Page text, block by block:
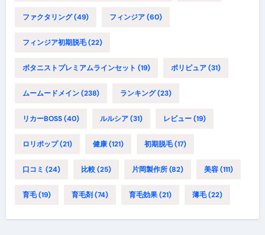
ファクタリング(49) フィンジア(60)
フィンジア初期脱毛(22)
ボタニストプレミアムラインセット (19) ポリピュア(31)
ムームードメイン(238) ランキング(23)
リカーBOSS(40) ルルシア(31) レビュー(19)
ロリポップ(21) 健康(121) 初期脱毛(17)
口コミ (24) 比較(25) 片岡製作所(82) 美容(111)
育毛(19) 育毛剤 (74) 育毛効果(21) 薄毛(22)